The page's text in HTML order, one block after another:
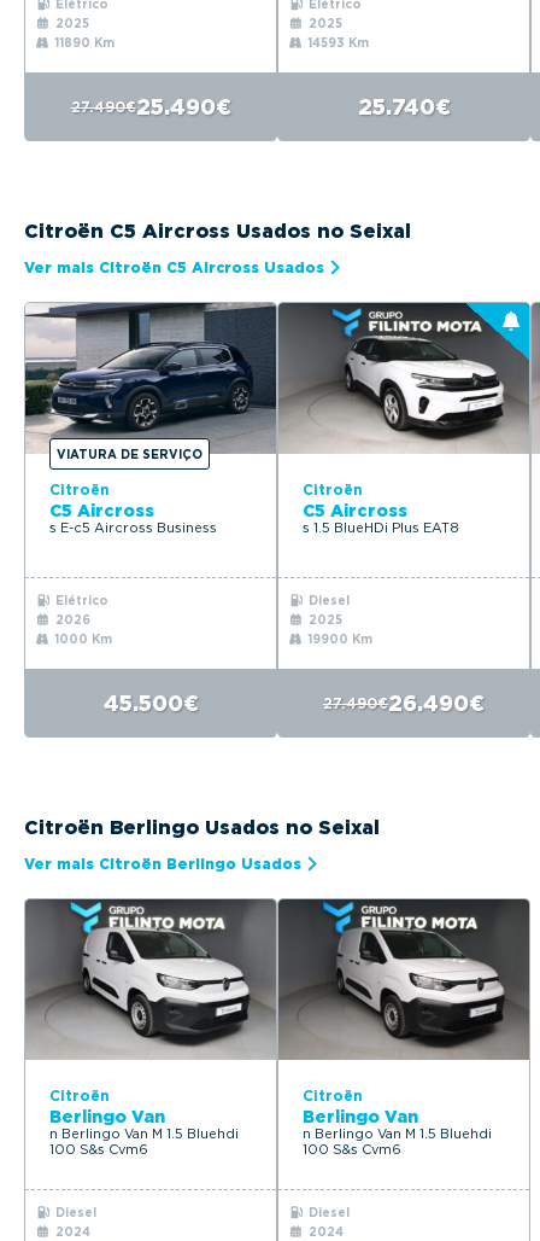
Elétrico
2025
11890 Km
27.490€25.490€
Elétrico
2025
14593 Km
25.740€
Citroën C5 Aircross Usados no Seixal
Ver mais Citroën C5 Aircross Usados
VIATURA DE SERVIÇO
Citroën
C5 Aircross
s E-c5 Aircross Business
Elétrico
2026
1000 Km
45.500€
Citroën
C5 Aircross
s 1.5 BlueHDi Plus EAT8
Diesel
2025
19900 Km
27.490€26.490€
Citroën Berlingo Usados no Seixal
Ver mais Citroën Berlingo Usados
Citroën
Berlingo Van
n Berlingo Van M 1.5 Bluehdi
100 S&s Cvm6
Diesel
2024
Citroën
Berlingo Van
n Berlingo Van M 1.5 Bluehdi
100 S&s Cvm6
Diesel
2024